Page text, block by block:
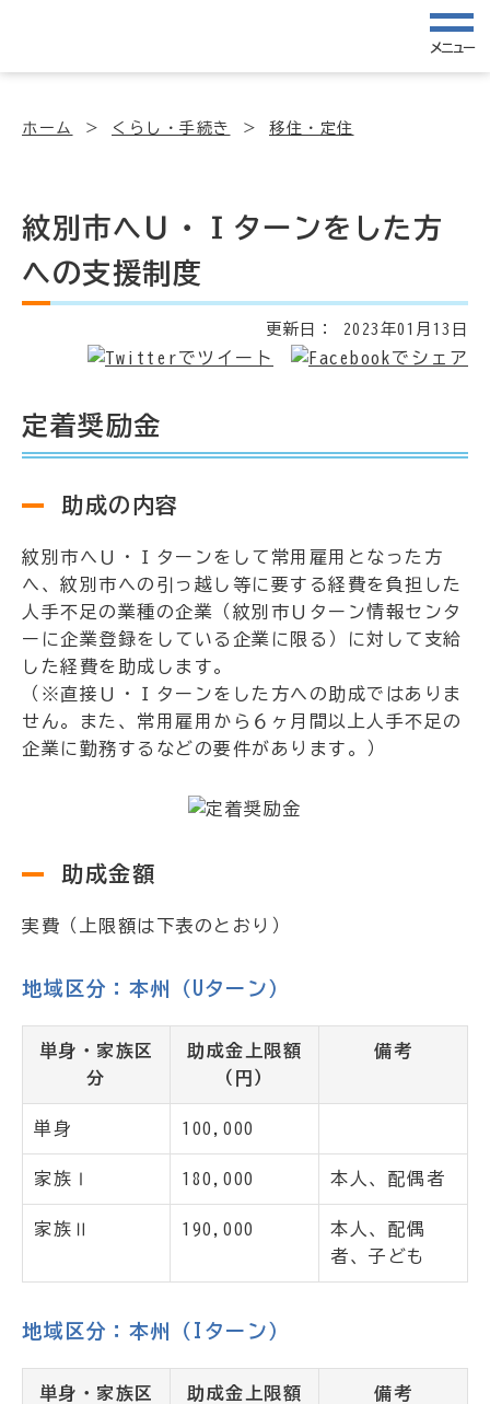
メニュー
ホーム くらし・手続き 移住・定住
紋別市へＵ・Ｉターンをした方
への支援制度
更新日： 2023年01月13日
定着奨励金
助成の内容
紋別市へＵ・Ｉターンをして常用雇用となった方
へ、紋別市への引っ越し等に要する経費を負担した
人手不足の業種の企業（紋別市Ｕターン情報センタ
ーに企業登録をしている企業に限る）に対して支給
した経費を助成します。
（※直接Ｕ・Ｉターンをした方への助成ではありま
せん。また、常用雇用から６ヶ月間以上人手不足の
企業に勤務するなどの要件があります。）
助成金額
実費（上限額は下表のとおり）
地域区分：本州（Uターン）
単身・家族区
分
助成金上限額
（円）
備考
単身 100,000
家族Ⅰ 180,000 本人、配偶者
家族Ⅱ 190,000
本人、配偶
者、子ども
地域区分：本州（Iターン）
単身・家族区
助成金上限額
備考